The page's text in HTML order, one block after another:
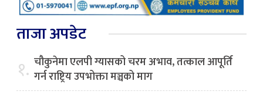
ताजा अपडेट
१. चौकुनेमा एलपी ग्यासको चरम अभाव, तत्काल आपूर्ति
गर्न राष्ट्रिय उपभोक्ता मञ्चको माग